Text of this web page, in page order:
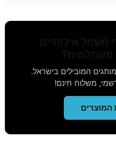
חשמל איכותיים
משתלמים?
המובילים בישראל.
משלוח חינם!
המוצרים